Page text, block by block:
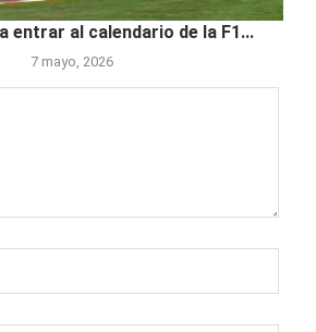
entrar al calendario de la F1...
7 mayo, 2026